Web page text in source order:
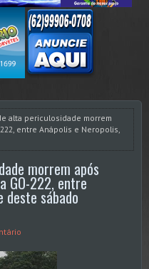
alta periculosidade morrem
entre Anápolis e Neropolis,
morrem após
GO-222, entre
deste sábado